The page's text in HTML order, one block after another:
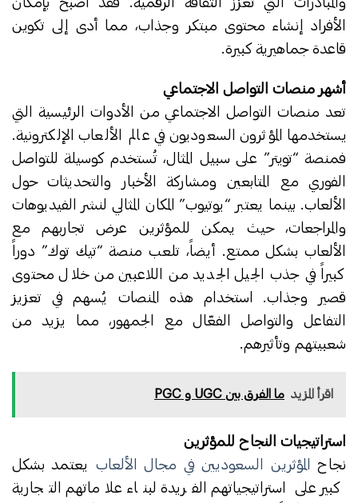
الأفراد إنشاء محتوى مبتكر وجذاب، مما أدى إلى تكوين
قاعدة جماهيرية كبيرة.
أشهر منصات التواصل الاجتماعي
تعد منصات التواصل الاجتماعي من الأدوات الرئيسية التي
يستخدمها المؤثرون السعوديون في عالم الألعاب الإلكترونية.
فمنصة “تويتر” على سبيل المثال، تُستخدم كوسيلة للتواصل
الفوري مع المتابعين ومشاركة الأخبار والتحديثات حول
الألعاب. بينما يعتبر “يوتيوب” المكان المثالي لنشر الفيديوهات
والمراجعات، حيث يمكن للمؤثرين عرض تجاربهم مع
الألعاب بشكل ممتع. أيضاً، تلعب منصة “تيك توك” دوراً
كبيراً في جذب الجيل الجديد من اللاعبين من خلال محتوى
قصير وجذاب. استخدام هذه المنصات يُسهم في تعزيز
التفاعل والتواصل الفعّال مع الجمهور، مما يزيد من
شعبيتهم وتأثيرهم.
اقرأ المزيد ما الفرق بين UGC و PGC
استراتيجيات النجاح للمؤثرين
نجاح
المؤثرين السعوديين في مجال الألعاب يعتمد بشكل
كبير على استراتيجياتهم الفريدة لبناء علاماتهم التجارية